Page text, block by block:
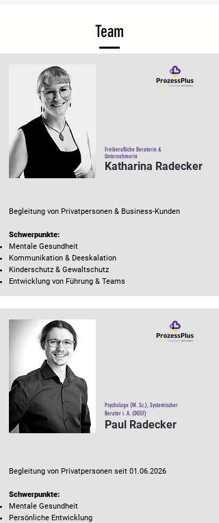
Team
Freiberufliche Beraterin &
Unternehmerin
Katharina Radecker
Begleitung von Privatpersonen & Business-Kunden
Schwerpunkte:
Mentale Gesundheit
Kommunikation & Deeskalation
Kinderschutz & Gewaltschutz
Entwicklung von Führung & Teams
Psychologe (M. Sc.), Systemischer
Berater i. A. (DGSF)
Paul Radecker
Begleitung von Privatpersonen seit 01.06.2026
Schwerpunkte:
Mentale Gesundheit
Persönliche Entwicklung